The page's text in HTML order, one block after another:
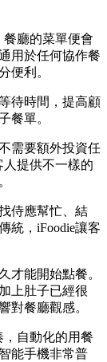
餐廳的菜單便會
用於任何協作餐
便利。
待時間，提高顧
餐單。
需要額外投資任
提供不一樣的
侍應幫忙、結
統，iFoodie讓客
才能開始點餐。
上肚子已經很
對餐廳觀感。
，自動化的用餐
能手機非常普